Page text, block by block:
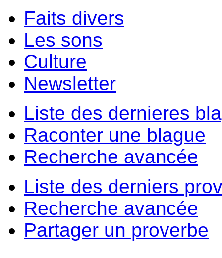
Faits divers
Les sons
Culture
Newsletter
Liste des dernieres
Raconter une blague
Recherche avancée
Liste des derniers
Recherche avancée
Partager un proverbe